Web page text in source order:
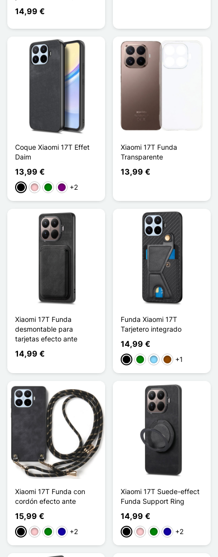
14,99 €
Coque Xiaomi 17T Effet
Daim
13,99 €
NegroRosaVerdePúrpura
+2
Xiaomi 17T Funda
Transparente
13,99 €
Xiaomi 17T Funda
desmontable para
tarjetas efecto ante
14,99 €
Funda Xiaomi 17T
Tarjetero integrado
14,99 €
NegroVerdeAzul claro
Marrón
+1
Xiaomi 17T Funda con
cordón efecto ante
15,99 €
NegroRosaVerdeAzul oscuro
+2
Xiaomi 17T Suede-effect
Funda Support Ring
14,99 €
NegroRosaVerdeAzul oscuro
+2